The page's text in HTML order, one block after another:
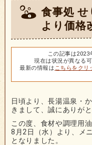
食事処
より価格
この記事は2023
現在は状況が異なる
最新の情報は こちらをクリ
日頃より、長湯温泉・
きまして、誠にありが
この度、食材や調理用
8月2日（水）より、メ
となりました。